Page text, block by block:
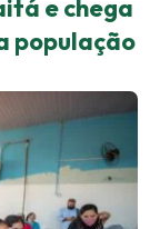
e chega
população